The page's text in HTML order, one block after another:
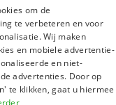
ENGLISH
om de
te verbeteren en voor
Wij maken
en mobiele advertentie-
en niet-
advertenties. Door op
te klikken, gaat u hiermee